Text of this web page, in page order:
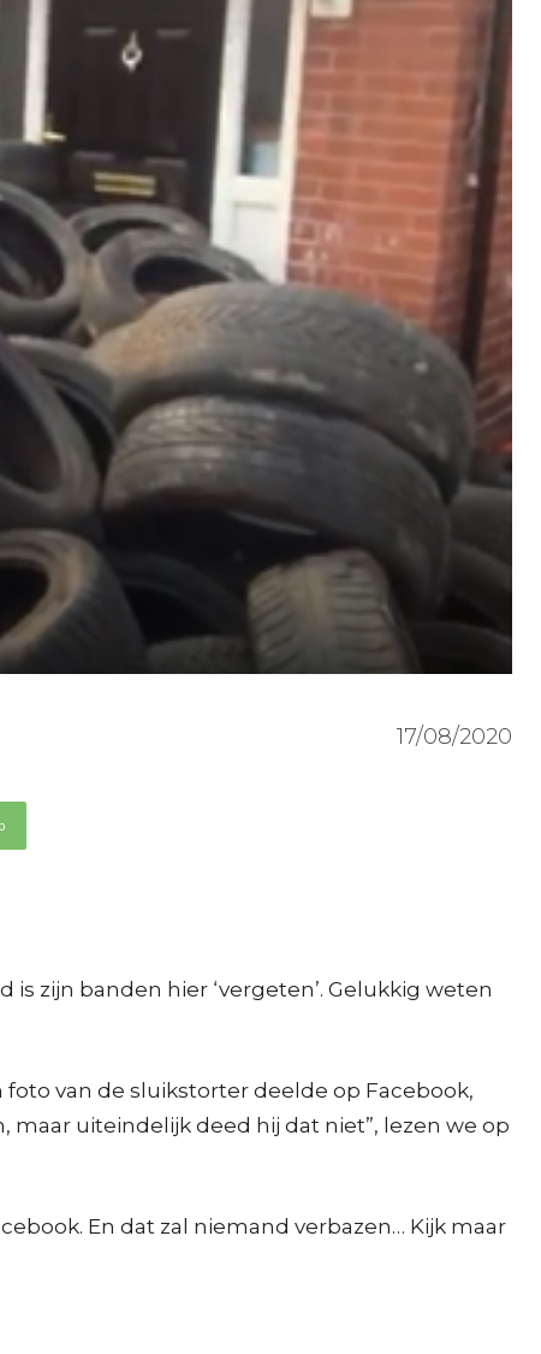
17/08/2020
zijn banden hier ‘vergeten’. Gelukkig weten
van de sluikstorter deelde op Facebook,
maar uiteindelijk deed hij dat niet”, lezen we op
En dat zal niemand verbazen… Kijk maar